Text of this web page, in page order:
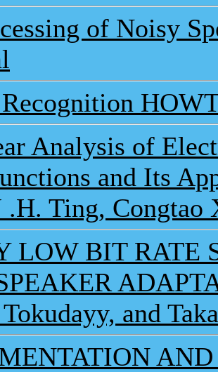
of Noisy
Recognition
Analysis of
and Its
.H. Ting, Congtao
LOW BIT RATE
and